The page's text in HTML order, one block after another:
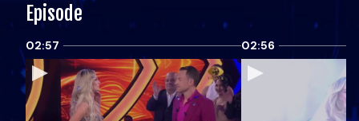
Episode
02:57 02:56